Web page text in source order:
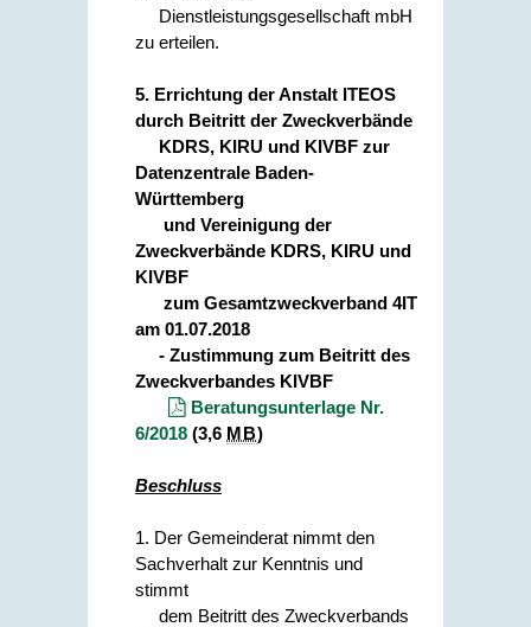
Dienstleistungsgesellschaft mbH
zu erteilen.
5. Errichtung der Anstalt ITEOS
durch Beitritt der Zweckverbände
KDRS, KIRU und KIVBF zur
Datenzentrale Baden-
Württemberg
und Vereinigung der
Zweckverbände KDRS, KIRU und
KIVBF
zum Gesamtzweckverband 4IT
am 01.07.2018
- Zustimmung zum Beitritt des
Zweckverbandes KIVBF
Beratungsunterlage Nr.
6/2018 (3,6 MB)
Beschluss
1. Der Gemeinderat nimmt den
Sachverhalt zur Kenntnis und
stimmt
dem Beitritt des Zweckverbands